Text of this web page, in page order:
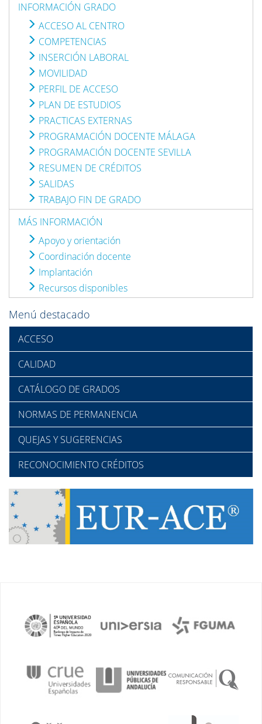
INFORMACIÓN GRADO
ACCESO AL CENTRO
COMPETENCIAS
INSERCIÓN LABORAL
MOVILIDAD
PERFIL DE ACCESO
PLAN DE ESTUDIOS
PRACTICAS EXTERNAS
PROGRAMACIÓN DOCENTE MÁLAGA
PROGRAMACIÓN DOCENTE SEVILLA
RESUMEN DE CRÉDITOS
SALIDAS
TRABAJO FIN DE GRADO
MÁS INFORMACIÓN
Apoyo y orientación
Coordinación docente
Implantación
Recursos disponibles
Menú destacado
ACCESO
CALIDAD
CATÁLOGO DE GRADOS
NORMAS DE PERMANENCIA
QUEJAS Y SUGERENCIAS
RECONOCIMIENTO CRÉDITOS